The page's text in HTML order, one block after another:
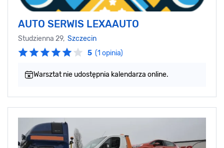
AUTO SERWIS LEXAAUTO
Studzienna 29, Szczecin
5 (1 opinia)
Warsztat nie udostępnia kalendarza online.